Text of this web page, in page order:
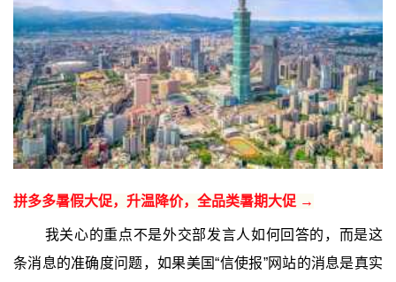
拼多多暑假大促，升温降价，全品类暑期大促 →
我关心的重点不是外交部发言人如何回答的，而是这
条消息的准确度问题，如果美国“信使报”网站的消息是真实